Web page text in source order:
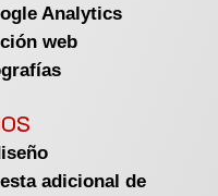
Analytics
web
adicional de